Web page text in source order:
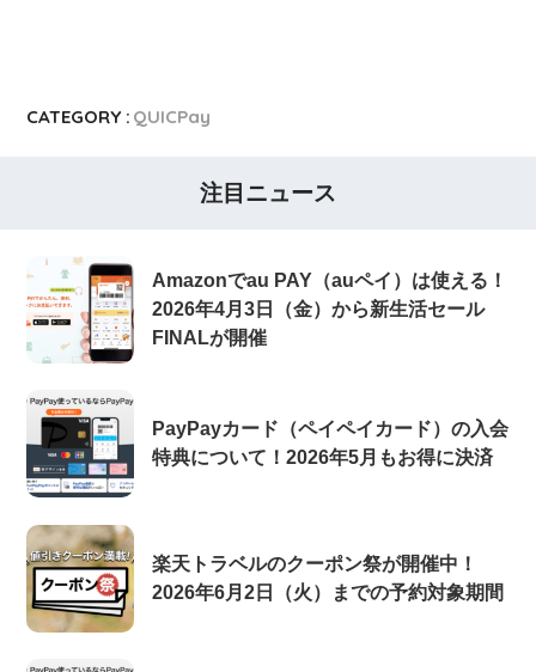
CATEGORY : QUICPay
注目ニュース
Amazonでau PAY（auペイ）は使える！
2026年4月3日（金）から新生活セール
FINALが開催
PayPayカード（ペイペイカード）の入会
特典について！2026年5月もお得に決済
楽天トラベルのクーポン祭が開催中！
2026年6月2日（火）までの予約対象期間